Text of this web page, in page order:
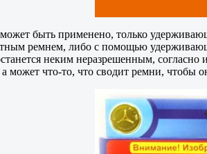
быть применено, только
ремнем, либо с помощью
неким неразрешенным,
может что-то, что сводит ремни, чтобы